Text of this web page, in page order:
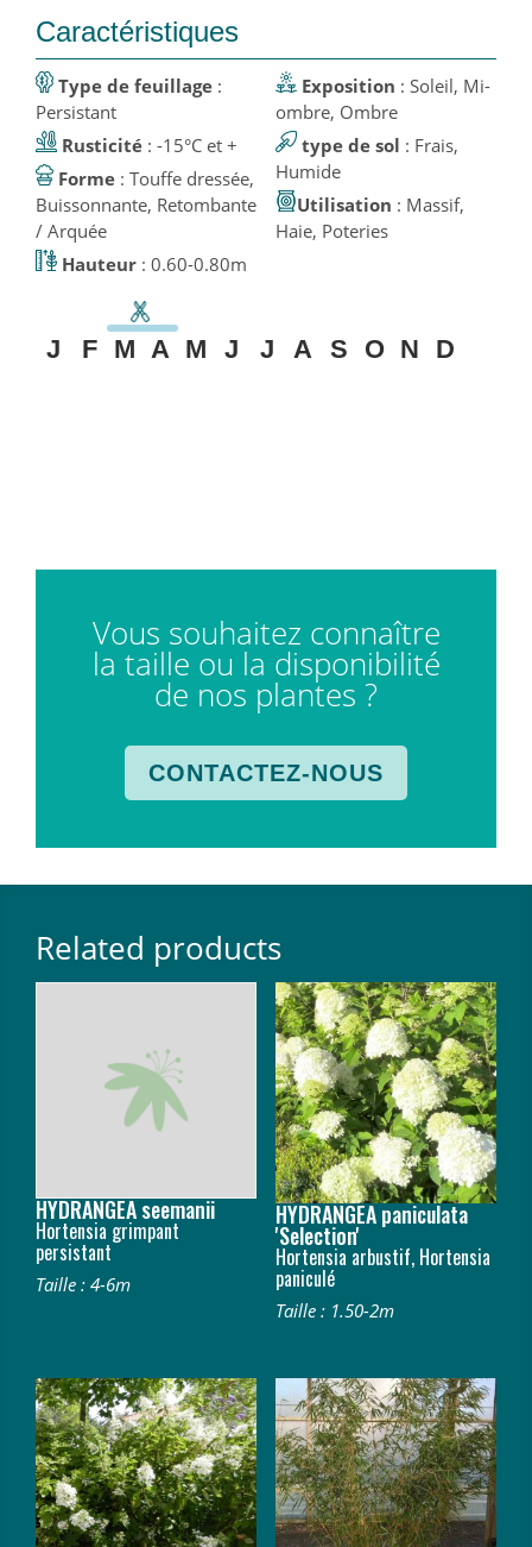
Caractéristiques
Type de feuillage :
Persistant
Rusticité : -15°C et +
Forme : Touffe dressée,
Buissonnante, Retombante
/ Arquée
Hauteur : 0.60-0.80m
Exposition : Soleil, Mi-
ombre, Ombre
type de sol : Frais,
Humide
Utilisation : Massif,
Haie, Poteries
J F M A M J J A S O N D
Vous souhaitez connaître
la taille ou la disponibilité
de nos plantes ?
CONTACTEZ-NOUS
Related products
HYDRANGEA seemanii
Hortensia grimpant
persistant
Taille : 4-6m
HYDRANGEA paniculata
'Selection'
Hortensia arbustif, Hortensia
paniculé
Taille : 1.50-2m